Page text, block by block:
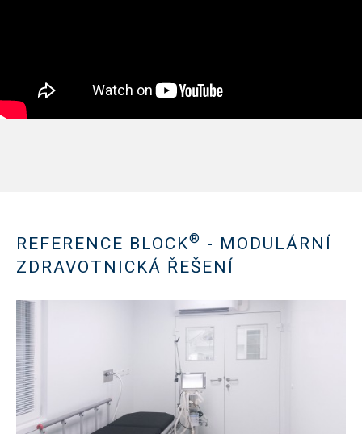
REFERENCE BLOCK® - MODULÁRNÍ
ZDRAVOTNICKÁ ŘEŠENÍ
Show PDF